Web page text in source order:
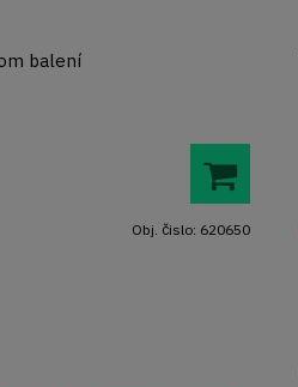
balení
Obj. čislo: 620650